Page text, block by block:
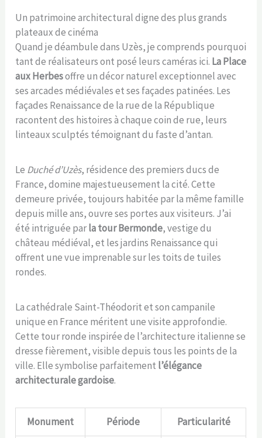
Un patrimoine architectural digne des plus grands
plateaux de cinéma
Quand je déambule dans Uzès, je comprends pourquoi
tant de réalisateurs ont posé leurs caméras ici. La Place
aux Herbesoffre un décor naturel exceptionnel avec
ses arcades médiévales et ses façades patinées. Les
façades Renaissance de la rue de la République
racontent des histoires à chaque coin de rue, leurs
linteaux sculptés témoignant du faste d’antan.
Le Duché d’Uzès, résidence des premiers ducs de
France, domine majestueusement la cité. Cette
demeure privée, toujours habitée par la même famille
depuis mille ans, ouvre ses portes aux visiteurs. J’ai
été intriguée parla tour Bermonde, vestige du
château médiéval, et les jardins Renaissance qui
offrent une vue imprenable sur les toits de tuiles
rondes.
La cathédrale Saint-Théodorit et son campanile
unique en France méritent une visite approfondie.
Cette tour ronde inspirée de l’architecture italienne se
dresse fièrement, visible depuis tous les points de la
ville. Elle symbolise parfaitement l’élégance
architecturale gardoise.
Monument Période Particularité